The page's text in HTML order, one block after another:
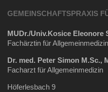
GEMEINSCHAFTSPRAXIS
MUDr./Univ.Kosice Eleonore
Fachärztin für Allgemeinmedizin
Dr. med. Peter Simon M.Sc.,
Facharzt für Allgemeinmedizin
Höferlesbach 9